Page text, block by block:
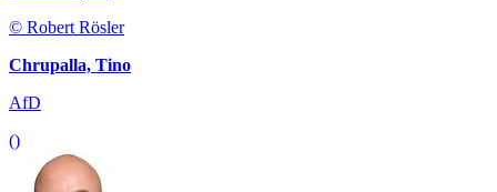
© Robert Rösler
Chrupalla, Tino
AfD
()